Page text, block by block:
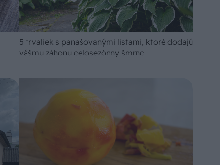
5 trvaliek s panašovanými listami, ktoré dodajú
vášmu záhonu celosezónny šmrnc